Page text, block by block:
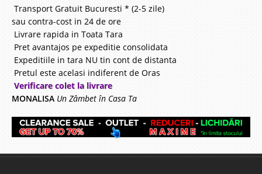
Transport Gratuit Bucuresti * (2-5 zile)
sau contra-cost in 24 de ore
Livrare rapida in Toata Tara
Pret avantajos pe expeditie consolidata
Expeditiile in tara NU tin cont de distanta
Pretul este acelasi indiferent de Oras
Verificare colet la livrare
MONALISA Un Zâmbet în Casa Ta